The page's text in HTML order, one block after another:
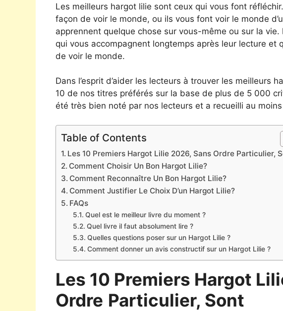
Les meilleurs hargot lilie sont ceux qui vous font
façon de voir le monde, ou ils vous font voir le monde
apprennent quelque chose sur vous-même ou sur la
qui vous accompagnent longtemps après leur lecture et
de voir le monde.
Dans l’esprit d’aider les lecteurs à trouver les meilleurs
10 de nos titres préférés sur la base de plus de 5 000
été très bien noté par nos lecteurs et a recueilli au
Table of Contents
Les 10 Premiers Hargot Lilie 2026, Sans Ordre Particulier,
Comment Choisir Un Bon Hargot Lilie?
Comment Reconnaître Un Bon Hargot Lilie?
Comment Justifier Le Choix D’un Hargot Lilie?
FAQs
Quel est le meilleur livre du moment ?
Quel livre il faut absolument lire ?
Quelles questions poser sur un Hargot Lilie ?
Comment donner un avis constructif sur un Hargot Lilie ?
Les 10 Premiers Hargot
Ordre Particulier, Sont